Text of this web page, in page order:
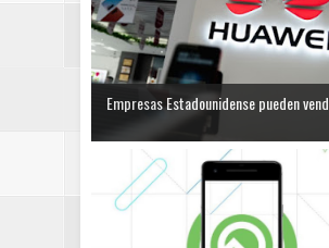
Empresas Estadounidense pueden vend...